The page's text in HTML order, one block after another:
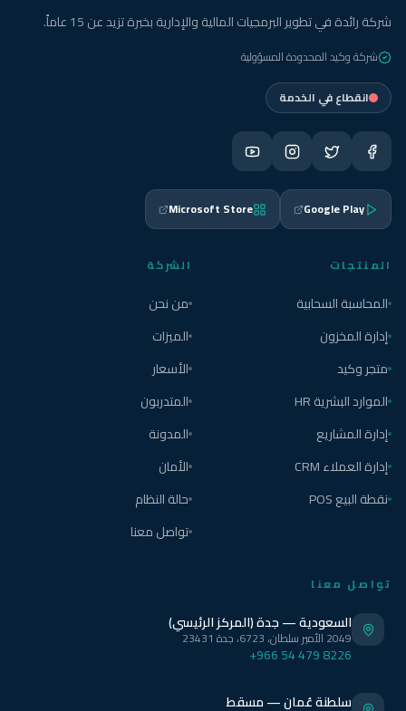
شركة رائدة في تطوير البرمجيات المالية والإدارية بخبرة تزيد عن 15 عاماً.
شركة وكيد المحدودة المسؤولية
انقطاع في الخدمة
Google Play
Microsoft Store
المنتجات
المحاسبة السحابية
إدارة المخزون
متجر وكيد
الموارد البشرية HR
إدارة المشاريع
إدارة العملاء CRM
نقطة البيع POS
الشركة
من نحن
الميزات
الأسعار
المتدربون
المدونة
الأمان
حالة النظام
تواصل معنا
تواصل معنا
السعودية — جدة (المركز الرئيسي)
2049 الأمير سلطان، 6723، جدة 23431
+966 54 479 8226
سلطنة عُمان — مسقط